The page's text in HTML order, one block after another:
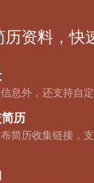
历资料，快
息外，还支持自
历
简历收集链接，